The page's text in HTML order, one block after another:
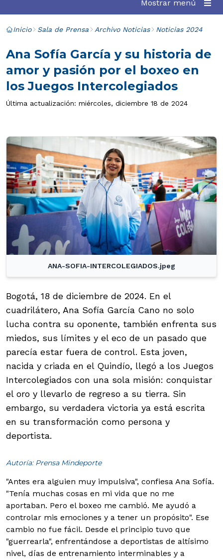
Mostrar menú
Inicio Sala de Prensa Archivo Noticias Noticias 2024
Ana Sofía García y su historia de
amor y pasión por el boxeo en
los Juegos Intercolegiados
Última actualización: miércoles, diciembre 18 de 2024
ANA-SOFIA-INTERCOLEGIADOS.jpeg
Bogotá, 18 de diciembre de 2024. En el
cuadrilátero, Ana Sofía García Cano no solo
lucha contra su oponente, también enfrenta sus
miedos, sus límites y el eco de un pasado que
parecía estar fuera de control. Esta joven,
nacida y criada en el Quindío, llegó a los Juegos
Intercolegiados con una sola misión: conquistar
el oro y llevarlo de regreso a su tierra. Sin
embargo, su verdadera victoria ya está escrita
en su transformación como persona y
deportista.
Autoría: Prensa Mindeporte
"Antes era alguien muy impulsiva", confiesa Ana Sofía.
"Tenía muchas cosas en mi vida que no me
aportaban. Pero el boxeo me cambió. Me ayudó a
controlar mis emociones y a tener un propósito". Ese
cambio no fue fácil. Desde el principio tuvo que
"guerrearla", enfrentándose a deportistas de altísimo
nivel, días de entrenamiento interminables y a